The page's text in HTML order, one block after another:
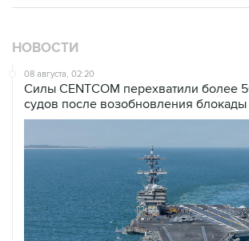
НОВОСТИ
08 августа, 02:20
Силы CENTCOM перехватили более
судов после возобновления